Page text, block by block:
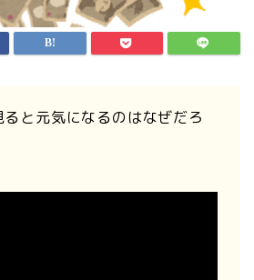
と元気になるのはなぜだろ